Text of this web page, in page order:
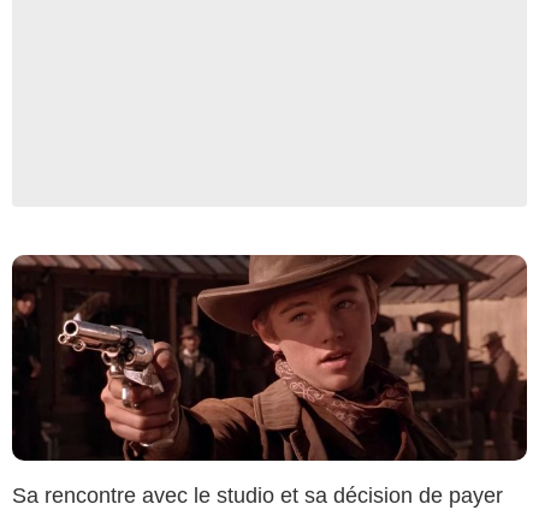
Sa rencontre avec le studio et sa décision de payer